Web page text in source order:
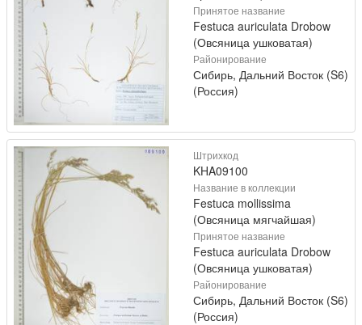
Принятое название
Festuca auriculata Drobow
(Овсяница ушковатая)
Районирование
Сибирь, Дальний Восток (S6)
(Россия)
Штрихкод
KHA09100
Название в коллекции
Festuca mollissima
(Овсяница мягчайшая)
Принятое название
Festuca auriculata Drobow
(Овсяница ушковатая)
Районирование
Сибирь, Дальний Восток (S6)
(Россия)